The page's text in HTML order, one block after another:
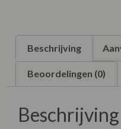
Beschrijving
Beoordelingen (0)
Beschrijving